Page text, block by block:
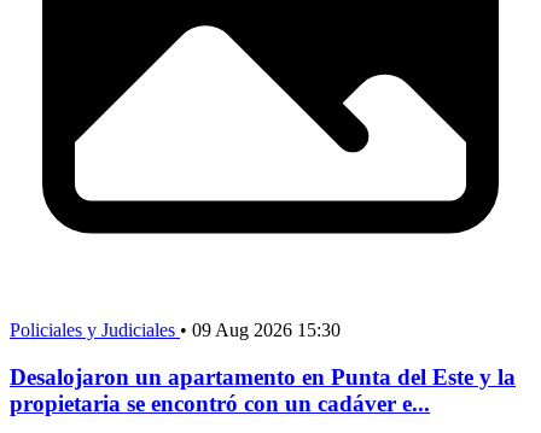
Policiales y Judiciales • 09 Aug 2026 15:30
Desalojaron un apartamento en Punta del Este y la
propietaria se encontró con un cadáver e...